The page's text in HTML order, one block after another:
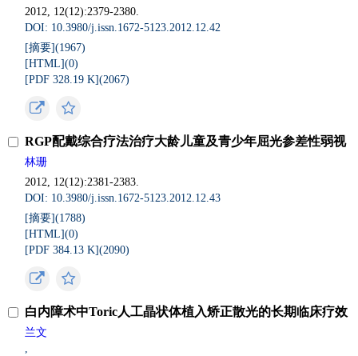
2012, 12(12):2379-2380.
DOI: 10.3980/j.issn.1672-5123.2012.12.42
[摘要](1967)
[HTML](0)
[PDF 328.19 K](2067)
RGP配戴综合疗法治疗大龄儿童及青少年屈光参差性弱视
林珊
2012, 12(12):2381-2383.
DOI: 10.3980/j.issn.1672-5123.2012.12.43
[摘要](1788)
[HTML](0)
[PDF 384.13 K](2090)
白内障术中Toric人工晶状体植入矫正散光的长期临床疗效
兰文
,